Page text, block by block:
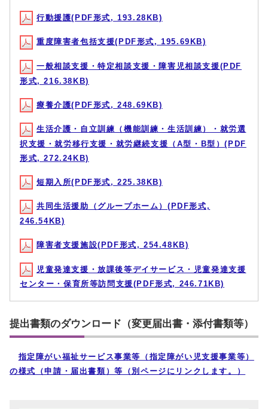
行動援護(PDF形式, 193.28KB)
重度障害者包括支援(PDF形式, 195.69KB)
一般相談支援・特定相談支援・障害児相談支援(PDF
形式, 216.38KB)
療養介護(PDF形式, 248.69KB)
生活介護・自立訓練（機能訓練・生活訓練）・就労選
択支援・就労移行支援・就労継続支援（A型・B型）(PDF
形式, 272.24KB)
短期入所(PDF形式, 225.38KB)
共同生活援助（グループホーム）(PDF形式,
246.54KB)
障害者支援施設(PDF形式, 254.48KB)
児童発達支援・放課後等デイサービス・児童発達支援
センター・保育所等訪問支援(PDF形式, 246.71KB)
提出書類のダウンロード（変更届出書・添付書類等）
指定障がい福祉サービス事業等（指定障がい児支援事業等）
の様式（申請・届出書類）等（別ページにリンクします。）